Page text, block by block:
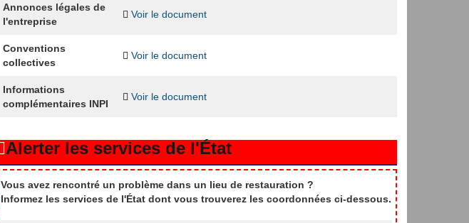
Annonces légales de
l'entreprise
Voir le document
Conventions
collectives
Voir le document
Informations
complémentaires INPI
Voir le document
Alerter les services de l'État
Vous avez rencontré un problème dans un lieu de restauration ?
Informez les services de l'État dont vous trouverez les coordonnées ci-dessous.